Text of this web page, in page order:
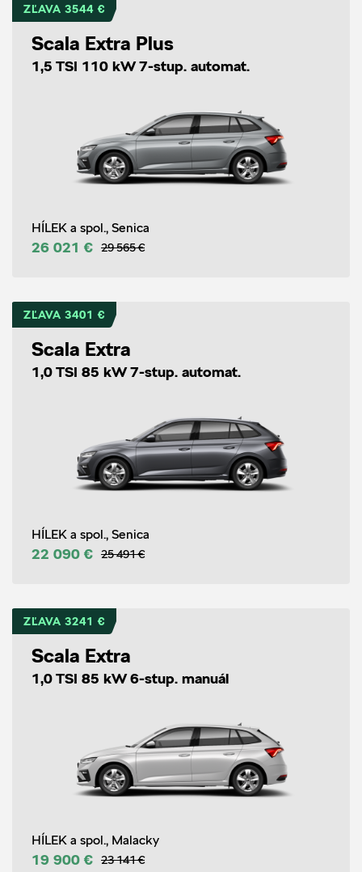
ZĽAVA 3544 €
Scala Extra Plus
1,5 TSI 110 kW 7-stup. automat.
HÍLEK a spol., Senica
26 021 € 29 565 €
ZĽAVA 3401 €
Scala Extra
1,0 TSI 85 kW 7-stup. automat.
HÍLEK a spol., Senica
22 090 € 25 491 €
ZĽAVA 3241 €
Scala Extra
1,0 TSI 85 kW 6-stup. manuál
HÍLEK a spol., Malacky
19 900 € 23 141 €